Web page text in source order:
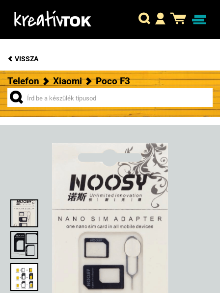
VISSZA
Telefon Xiaomi Poco F3